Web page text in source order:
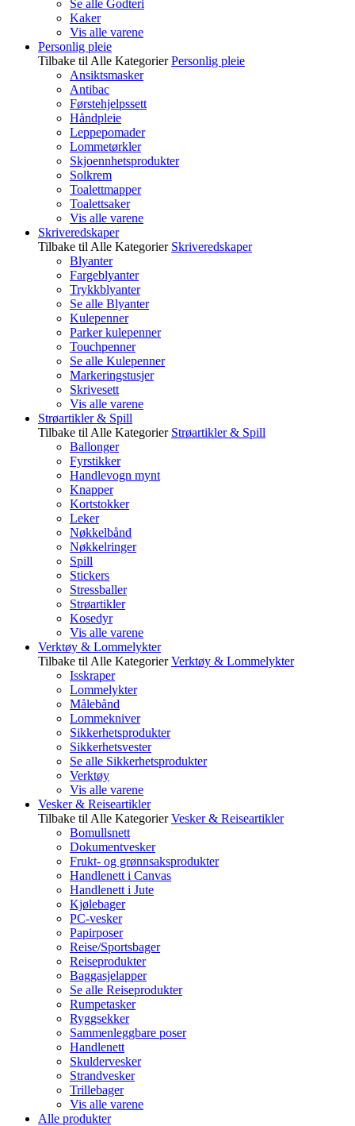
Se alle Godteri
Kaker
Vis alle varene
Personlig pleie
Tilbake til Alle Kategorier Personlig pleie
Ansiktsmasker
Antibac
Førstehjelpssett
Håndpleie
Leppepomader
Lommetørkler
Skjoennhetsprodukter
Solkrem
Toalettmapper
Toalettsaker
Vis alle varene
Skriveredskaper
Tilbake til Alle Kategorier Skriveredskaper
Blyanter
Fargeblyanter
Trykkblyanter
Se alle Blyanter
Kulepenner
Parker kulepenner
Touchpenner
Se alle Kulepenner
Markeringstusjer
Skrivesett
Vis alle varene
Strøartikler & Spill
Tilbake til Alle Kategorier Strøartikler & Spill
Ballonger
Fyrstikker
Handlevogn mynt
Knapper
Kortstokker
Leker
Nøkkelbånd
Nøkkelringer
Spill
Stickers
Stressballer
Strøartikler
Kosedyr
Vis alle varene
Verktøy & Lommelykter
Tilbake til Alle Kategorier Verktøy & Lommelykter
Isskraper
Lommelykter
Målebånd
Lommekniver
Sikkerhetsprodukter
Sikkerhetsvester
Se alle Sikkerhetsprodukter
Verktøy
Vis alle varene
Vesker & Reiseartikler
Tilbake til Alle Kategorier Vesker & Reiseartikler
Bomullsnett
Dokumentvesker
Frukt- og grønnsaksprodukter
Handlenett i Canvas
Handlenett i Jute
Kjølebager
PC-vesker
Papirposer
Reise/Sportsbager
Reiseprodukter
Baggasjelapper
Se alle Reiseprodukter
Rumpetasker
Ryggsekker
Sammenleggbare poser
Handlenett
Skuldervesker
Strandvesker
Trillebager
Vis alle varene
Alle produkter